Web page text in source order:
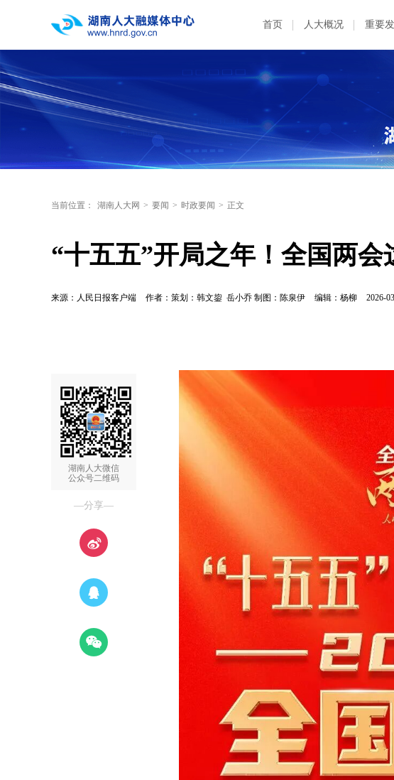
首页 人大概况 重要
当前位置： 湖南人大网 > 要闻 > 时政要闻 > 正文
“十五五”开局之年！全国两会
来源：人民日报客户端 作者：策划：韩文鋆 岳小乔 制图：陈泉伊 编辑：杨柳 2026-
湖南人大微信
公众号二维码
—分享—